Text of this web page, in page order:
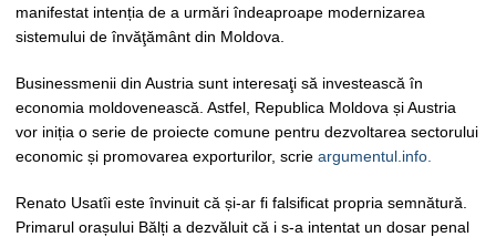
manifestat intenția de a urmări îndeaproape modernizarea
sistemului de învăţământ din Moldova.
Businessmenii din Austria sunt interesaţi să investească în
economia moldovenească. Astfel, Republica Moldova și Austria
vor iniția o serie de proiecte comune pentru dezvoltarea sectorului
economic și promovarea exporturilor, scrie argumentul.info.
Renato Usatîi este învinuit că și-ar fi falsificat propria semnătură.
Primarul orașului Bălți a dezvăluit că i s-a intentat un dosar penal